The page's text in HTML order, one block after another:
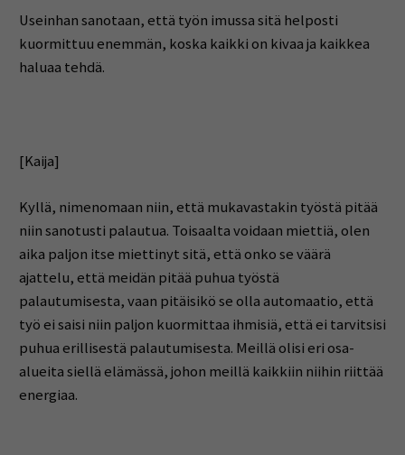
Useinhan sanotaan, että työn imussa sitä helposti
kuormittuu enemmän, koska kaikki on kivaa ja kaikkea
haluaa tehdä.
[Kaija]
Kyllä, nimenomaan niin, että mukavastakin työstä pitää
niin sanotusti palautua. Toisaalta voidaan miettiä, olen
aika paljon itse miettinyt sitä, että onko se väärä
ajattelu, että meidän pitää puhua työstä
palautumisesta, vaan pitäisikö se olla automaatio, että
työ ei saisi niin paljon kuormittaa ihmisiä, että ei tarvitsisi
puhua erillisestä palautumisesta. Meillä olisi eri osa-
alueita siellä elämässä, johon meillä kaikkiin niihin riittää
energiaa.